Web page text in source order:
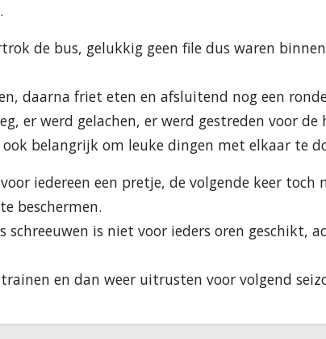
de bus, gelukkig geen file dus waren
daarna friet eten en afsluitend nog een
er werd gelachen, er werd gestreden voor
belangrijk om leuke dingen met elkaar te
iedereen een pretje, de volgende keer toch
beschermen.
schreeuwen is niet voor ieders oren geschikt,
en dan weer uitrusten voor volgend